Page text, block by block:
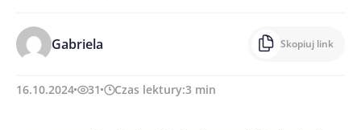
Gabriela Skopiuj link
16.10.2024 31 Czas lektury:3 min